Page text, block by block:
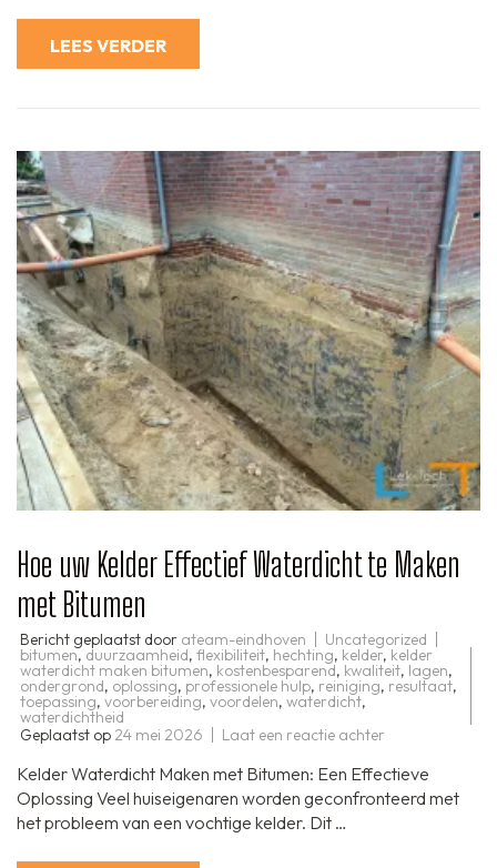
LEES VERDER
Hoe uw Kelder Effectief Waterdicht te Maken
met Bitumen
Bericht geplaatst door ateam-eindhoven Uncategorized
bitumen, duurzaamheid, flexibiliteit, hechting, kelder, kelder
waterdicht maken bitumen, kostenbesparend, kwaliteit, lagen,
ondergrond, oplossing, professionele hulp, reiniging, resultaat,
toepassing, voorbereiding, voordelen, waterdicht,
waterdichtheid
Geplaatst op 24 mei 2026 Laat een reactie achter
uw
Kelder
Effectief
Waterdicht
Kelder Waterdicht Maken met Bitumen: Een Effectieve
Oplossing Veel huiseigenaren worden geconfronteerd met
het probleem van een vochtige kelder. Dit …